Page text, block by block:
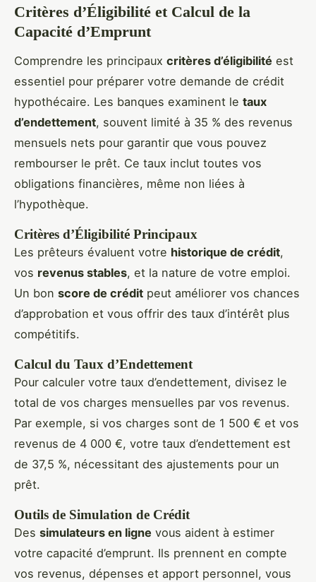
Critères d’Éligibilité et Calcul de la
Capacité d’Emprunt
Comprendre les principaux critères d’éligibilité est
essentiel pour préparer votre demande de crédit
hypothécaire. Les banques examinent le taux
d’endettement, souvent limité à 35 % des revenus
mensuels nets pour garantir que vous pouvez
rembourser le prêt. Ce taux inclut toutes vos
obligations financières, même non liées à
l’hypothèque.
Critères d’Éligibilité Principaux
Les prêteurs évaluent votre historique de crédit,
vos revenus stables, et la nature de votre emploi.
Un bon score de crédit peut améliorer vos chances
d’approbation et vous offrir des taux d’intérêt plus
compétitifs.
Calcul du Taux d’Endettement
Pour calculer votre taux d’endettement, divisez le
total de vos charges mensuelles par vos revenus.
Par exemple, si vos charges sont de 1 500 € et vos
revenus de 4 000 €, votre taux d’endettement est
de 37,5 %, nécessitant des ajustements pour un
prêt.
Outils de Simulation de Crédit
Des simulateurs en ligne vous aident à estimer
votre capacité d’emprunt. Ils prennent en compte
vos revenus, dépenses et apport personnel, vous